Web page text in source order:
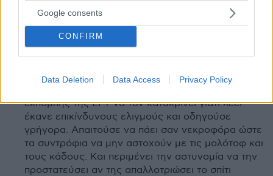
Google consents
CONFIRM
Data Deletion Data Access Privacy Policy
σώσει τη ζωή του από καθάρματα δολοφόνους.
ΑΠΑΝΤΗΣΗ
XY
Ήθελα να σπάσω την τηλεόραση όταν άκουσα την
εκπομπής της ΕΡΤ να τον κατακρίνει γιατί λέει
έκανε επικίνδυνους ελιγμούς και οδηγούσε
γρήγορα. Απαιτούσε να πάει σαν νεκροφόρα ώστε
τα συντρόφια να μην αστοχούν με τις μολότοφ και
τους κάδους. Και περιμένει την αστυνομία να την
προστατεύσει αν της απαλλοτριώσει το σπίτι